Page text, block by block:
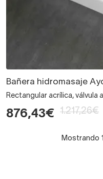
Bañera hidromasaje
Rectangular acrílica, válvula
876,43€ 1.217,26€
Mostrando